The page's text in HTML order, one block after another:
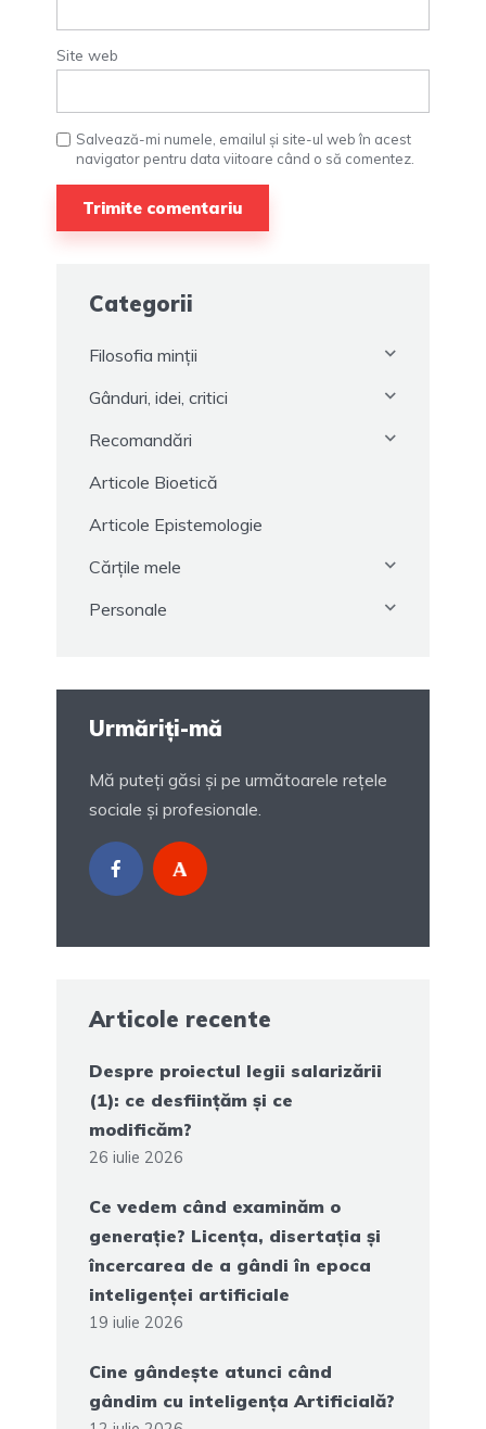
Site web
Salvează-mi numele, emailul și site-ul web în acest
navigator pentru data viitoare când o să comentez.
Categorii
Filosofia minții
Gânduri, idei, critici
Recomandări
Articole Bioetică
Articole Epistemologie
Cărțile mele
Personale
Urmăriți-mă
Mă puteți găsi și pe următoarele rețele
sociale și profesionale.
Articole recente
Despre proiectul legii salarizării
(1): ce desființăm și ce
modificăm?
26 iulie 2026
Ce vedem când examinăm o
generație? Licența, disertația și
încercarea de a gândi în epoca
inteligenței artificiale
19 iulie 2026
Cine gândește atunci când
gândim cu inteligența Artificială?